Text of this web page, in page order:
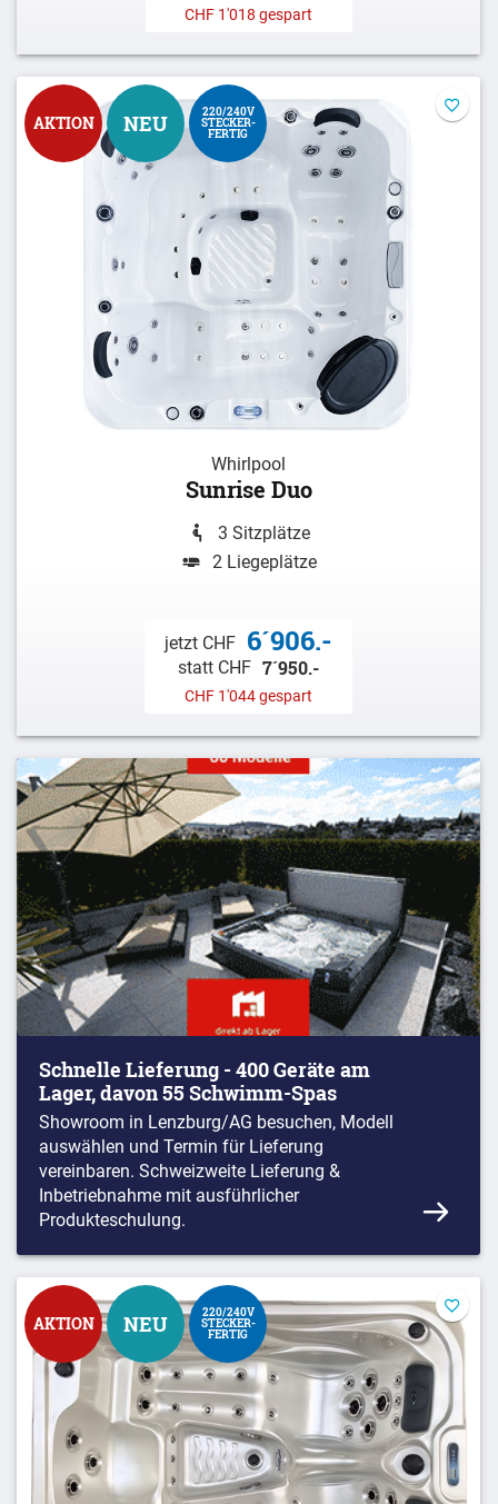
CHF 1'018 gespart
AKTION NEU 220/240V
STECKER-
FERTIG
Whirlpool
Sunrise Duo
3 Sitzplätze
2 Liegeplätze
jetzt CHF 6´906.-
statt CHF 7´950.-
CHF 1'044 gespart
Schnelle Lieferung - 400 Geräte am
Lager, davon 55 Schwimm-Spas
Showroom in Lenzburg/AG besuchen, Modell
auswählen und Termin für Lieferung
vereinbaren. Schweizweite Lieferung &
Inbetriebnahme mit ausführlicher
Produkteschulung.
AKTION NEU 220/240V
STECKER-
FERTIG